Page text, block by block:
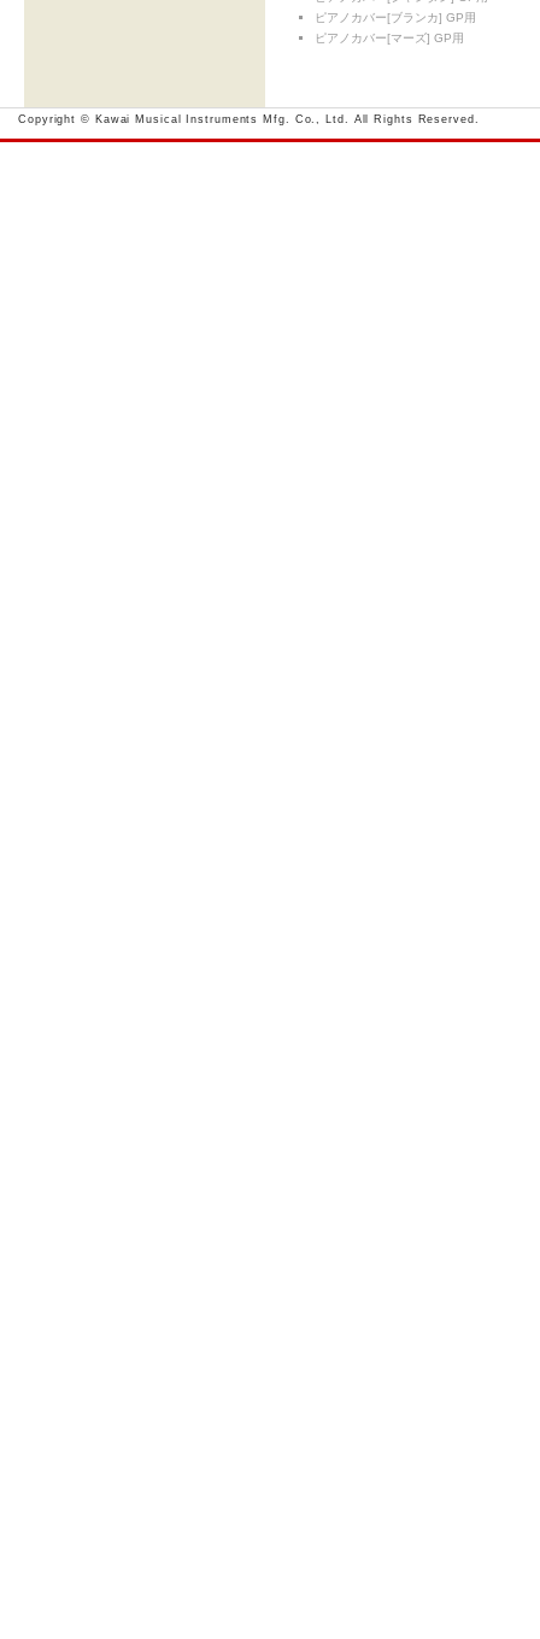
ピアノカバー[ブランカ] GP用
ピアノカバー[マーズ] GP用
Copyright © Kawai Musical Instruments Mfg. Co., Ltd. All Rights Reserved.